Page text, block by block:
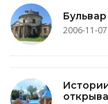
2006-11-07